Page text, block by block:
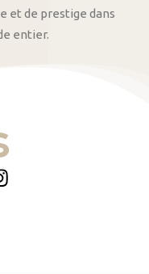
et de prestige dans
entier.